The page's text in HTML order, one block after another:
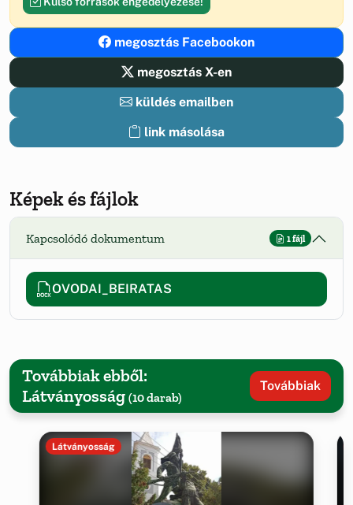
megosztás Facebookon
megosztás X-en
küldés emailben
link másolása
Képek és fájlok
Kapcsolódó dokumentum 1 fájl
OVODAI_BEIRATAS
Továbbiak ebből:
Látványosság (10 darab)
Továbbiak
Látványosság